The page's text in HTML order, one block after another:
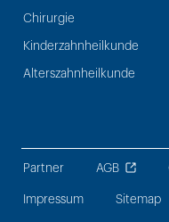
Chirurgie
Kinderzahnheilkunde
Alterszahnheilkunde
Partner AGB
Impressum Sitemap